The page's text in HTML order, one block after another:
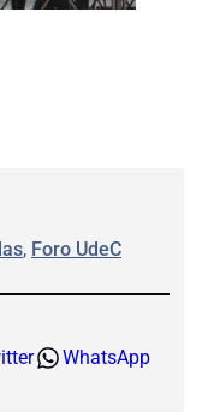
, Foro UdeC
WhatsApp